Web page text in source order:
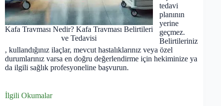
Kafa Travması Nedir? Kafa Travması Belirtileri
ve Tedavisi
tedavi
planının
yerine
geçmez.
Belirtileriniz
, kullandığınız ilaçlar, mevcut hastalıklarınız veya özel
durumlarınız varsa en doğru değerlendirme için hekiminize ya
da ilgili sağlık profesyoneline başvurun.
İlgili Okumalar